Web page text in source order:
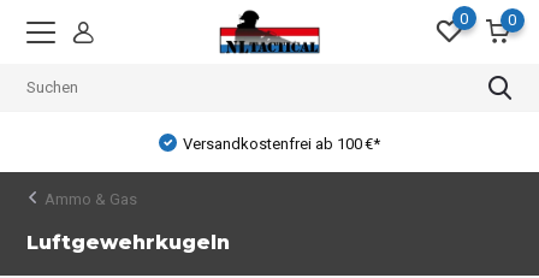
0 0
Versandkostenfrei ab 100 €*
Ammo & Gas
Luftgewehrkugeln